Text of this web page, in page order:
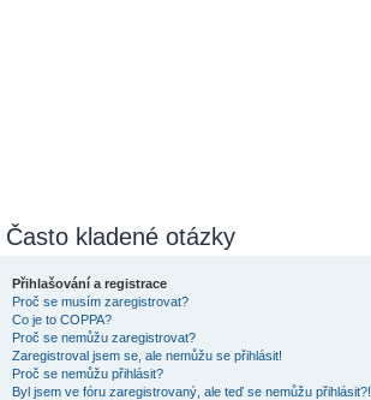
Často kladené otázky
Přihlašování a registrace
Proč se musím zaregistrovat?
Co je to COPPA?
Proč se nemůžu zaregistrovat?
Zaregistroval jsem se, ale nemůžu se přihlásit!
Proč se nemůžu přihlásit?
Byl jsem ve fóru zaregistrovaný, ale teď se nemůžu přihlásit?!